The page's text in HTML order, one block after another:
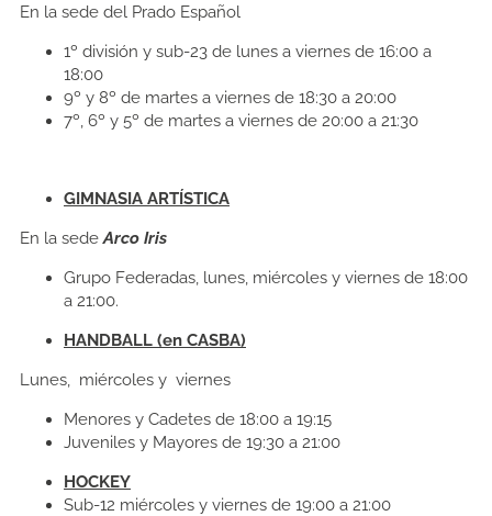
En la sede del Prado Español
1º división y sub-23 de lunes a viernes de 16:00 a
18:00
9º y 8º de martes a viernes de 18:30 a 20:00
7º, 6º y 5º de martes a viernes de 20:00 a 21:30
GIMNASIA ARTÍSTICA
En la sedeArco Iris
Grupo Federadas, lunes, miércoles y viernes de 18:00
a 21:00.
HANDBALL (en CASBA)
Lunes, miércoles y viernes
Menores y Cadetes de 18:00 a 19:15
Juveniles y Mayores de 19:30 a 21:00
HOCKEY
Sub-12 miércoles y viernes de 19:00 a 21:00